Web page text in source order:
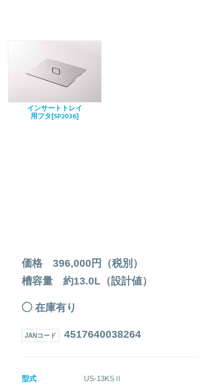
インサートトレイ
用フタ[SP2036]
価格 396,000円（税別）
槽容量 約13.0L（設計値）
◯ 在庫有り
JANコード 4517640038264
型式
US-13KSⅡ